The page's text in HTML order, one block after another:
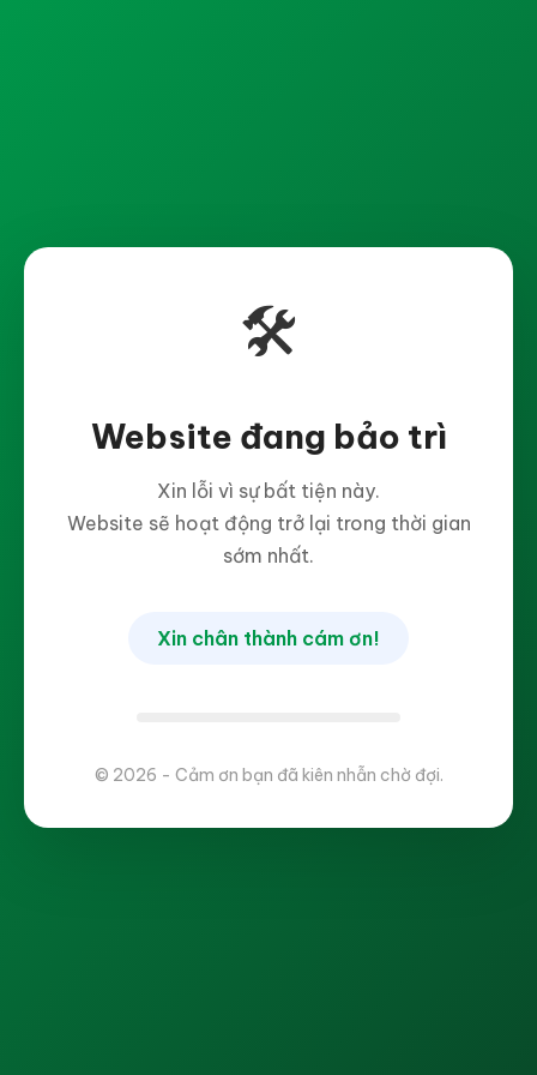
🛠️
Website đang bảo trì
Xin lỗi vì sự bất tiện này.
Website sẽ hoạt động trở lại trong thời gian
sớm nhất.
Xin chân thành cám ơn!
© 2026 - Cảm ơn bạn đã kiên nhẫn chờ đợi.